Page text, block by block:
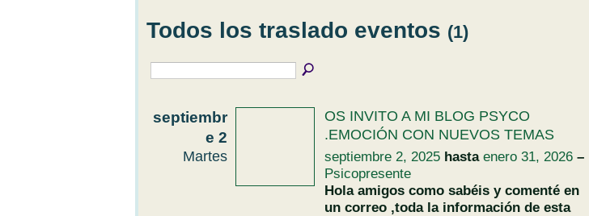
Todos los traslado eventos (1)
septiembr
e 2
Martes
OS INVITO A MI BLOG PSYCO
.EMOCIÓN CON NUEVOS TEMAS
septiembre 2, 2025 hasta enero 31, 2026 –
Psicopresente
Hola amigos como sabéis y comenté en
un correo ,toda la información de esta